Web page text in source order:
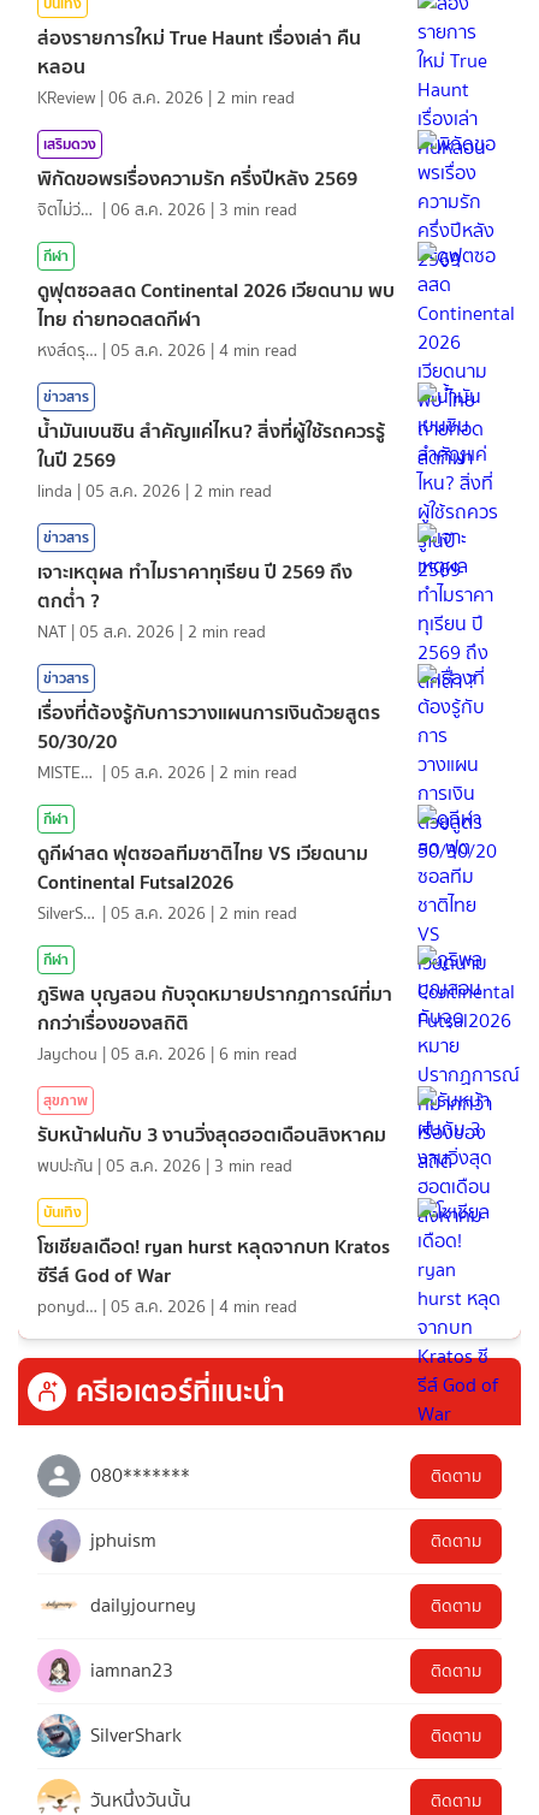
ส่องรายการใหม่ True Haunt เรื่องเล่า คืน
หลอน
KReview |06 ส.ค. 2026 | 2 min read
เสริมดวง
พิกัดขอพรเรื่องความรัก ครึ่งปีหลัง 2569
จิตไม่ว่าง |06 ส.ค. 2026 | 3 min read
กีฬา
ดูฟุตซอลสด Continental 2026 เวียดนาม พบ
ไทย ถ่ายทอดสดกีฬา
หงส์ดรุณ |05 ส.ค. 2026 |4 min read
ข่าวสาร
น้ำมันเบนซิน สำคัญแค่ไหน? สิ่งที่ผู้ใช้รถควรรู้
ในปี 2569
linda |05 ส.ค. 2026 | 2 min read
ข่าวสาร
เจาะเหตุผล ทำไมราคาทุเรียน ปี 2569 ถึง
ตกต่ำ ?
NAT |05 ส.ค. 2026 | 2 min read
ข่าวสาร
เรื่องที่ต้องรู้กับการวางแผนการเงินด้วยสูตร
50/30/20
MISTER1997 |05 ส.ค. 2026 | 2 min read
กีฬา
ดูกีฬาสด ฟุตซอลทีมชาติไทย VS เวียดนาม
Continental Futsal2026
SilverShark |05 ส.ค. 2026 | 2 min read
กีฬา
ภูริพล บุญสอน กับจุดหมายปรากฏการณ์ที่มา
กกว่าเรื่องของสถิติ
Jaychou |05 ส.ค. 2026 | 6 min read
สุขภาพ
รับหน้าฝนกับ 3 งานวิ่งสุดฮอตเดือนสิงหาคม
พบปะกัน |05 ส.ค. 2026 | 3 min read
บันเทิง
โซเชียลเดือด! ryan hurst หลุดจากบท Kratos
ซีรีส์ God of War
ponydiary |05 ส.ค. 2026 |4 min read
ครีเอเตอร์ที่แนะนำ
080******* ติดตาม
jphuism ติดตาม
dailyjourney ติดตาม
iamnan23 ติดตาม
SilverShark ติดตาม
วันหนึ่งวันนั้น ติดตาม